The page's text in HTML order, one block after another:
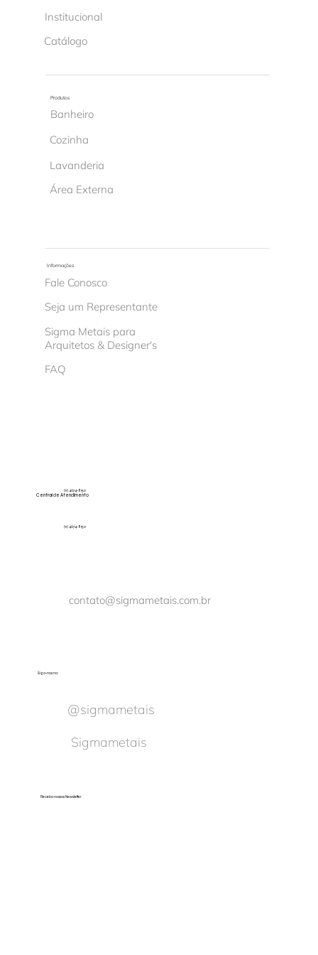
Institucional
Catálogo
Produtos
Banheiro
Cozinha
Lavanderia
Área Externa
Informações
Fale Conosco
Seja um Representante
Sigma Metais para
Arquitetos & Designer's
FAQ
Central de Atendimento
(11) 4674-8150
(11) 4674-8150
contato@sigmametais.com.br
Siga-nos no:
@sigmametais
Sigmametais
Receba nossas Newsletter